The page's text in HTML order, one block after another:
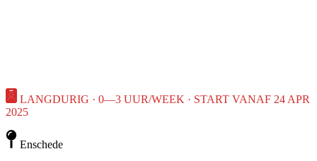
LANGDURIG · 0—3 UUR/WEEK · START VANAF 24 APR
2025
Enschede